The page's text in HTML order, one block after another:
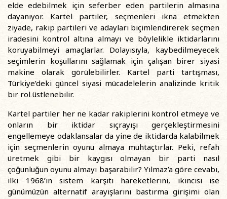
elde edebilmek için seferber eden partilerin almasına
dayanıyor. Kartel partiler, seçmenleri ikna etmekten
ziyade, rakip partileri ve adayları biçimlendirerek seçmen
iradesini kontrol altına almayı ve böylelikle iktidarlarını
koruyabilmeyi amaçlarlar. Dolayısıyla, kaybedilmeyecek
seçimlerin koşullarını sağlamak için çalışan birer siyasi
makine olarak görülebilirler. Kartel parti tartışması,
Türkiye’deki güncel siyasi mücadelelerin analizinde kritik
bir rol üstlenebilir.
Kartel partiler her ne kadar rakiplerini kontrol etmeye ve
onların bir iktidar sıçrayışı gerçekleştirmesini
engellemeye odaklansalar da yine de iktidarda kalabilmek
için seçmenlerin oyunu almaya muhtaçtırlar. Peki, refah
üretmek gibi bir kaygısı olmayan bir parti nasıl
çoğunluğun oyunu almayı başarabilir? Yılmaz’a göre cevabı,
ilki 1968’in sistem karşıtı hareketlerini, ikincisi ise
günümüzün alternatif arayışlarını bastırma girişimi olan